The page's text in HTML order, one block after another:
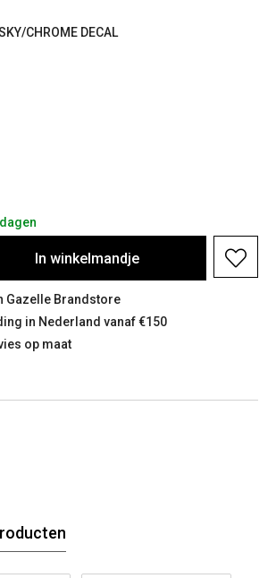
CHROME DECAL
In winkelmandje
Gazelle Brandstore
in Nederland vanaf €150
op maat